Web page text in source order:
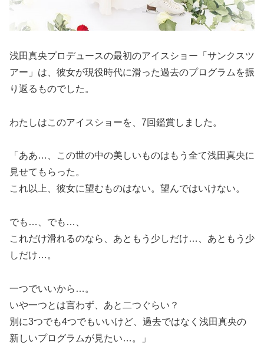
浅田真央プロデュースの最初のアイスショー「サンクスツ
アー」は、彼女が現役時代に滑った過去のプログラムを振
り返るものでした。
わたしはこのアイスショーを、7回鑑賞しました。
「ああ…、この世の中の美しいものはもう全て浅田真央に
見せてもらった。
これ以上、彼女に望むものはない。望んではいけない。
でも…、でも…、
これだけ滑れるのなら、あともう少しだけ…、あともう少
しだけ…。
一つでいいから…。
いや一つとは言わず、あと二つぐらい？
別に3つでも4つでもいいけど、過去ではなく浅田真央の
新しいプログラムが見たい…。」